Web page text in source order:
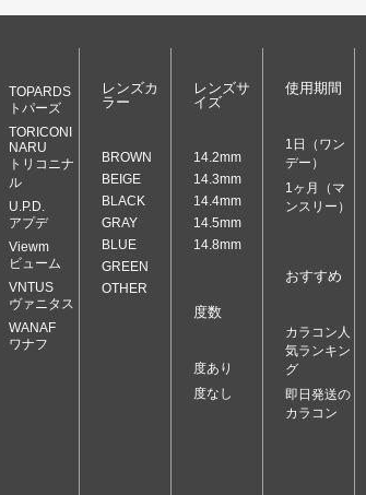
TOPARDS
トパーズ
TORICONI
NARU
トリコニナ
ル
U.P.D.
アプデ
Viewm
ビューム
VNTUS
ヴァニタス
WANAF
ワナフ
レンズカ
ラー
BROWN
BEIGE
BLACK
GRAY
BLUE
GREEN
OTHER
レンズサ
イズ
14.2mm
14.3mm
14.4mm
14.5mm
14.8mm
度数
度あり
度なし
使用期間
1日（ワン
デー）
1ヶ月（マ
ンスリー）
おすすめ
カラコン人
気ランキン
グ
即日発送の
カラコン